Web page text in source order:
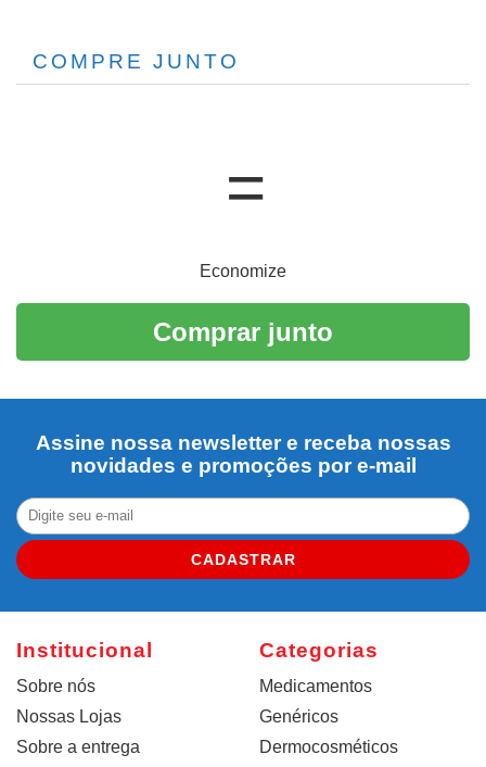
COMPRE JUNTO
Economize
Comprar junto
Assine nossa newsletter e receba nossas
novidades e promoções por e-mail
CADASTRAR
Institucional
Sobre nós
Nossas Lojas
Sobre a entrega
Categorias
Medicamentos
Genéricos
Dermocosméticos